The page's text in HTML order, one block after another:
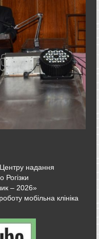
надання
Рогізки
– 2026»
мобільна клініка